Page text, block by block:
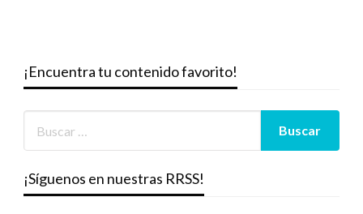
¡Encuentra tu contenido favorito!
¡Síguenos en nuestras RRSS!